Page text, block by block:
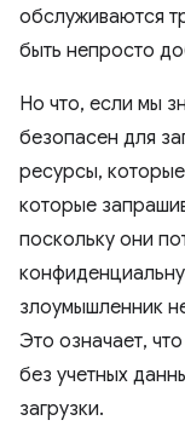
обслуживаются
быть непросто
Но что, если мы
безопасен для
ресурсы,
которые
поскольку они
злоумышленник
Это означает,
без учетных
загрузки.